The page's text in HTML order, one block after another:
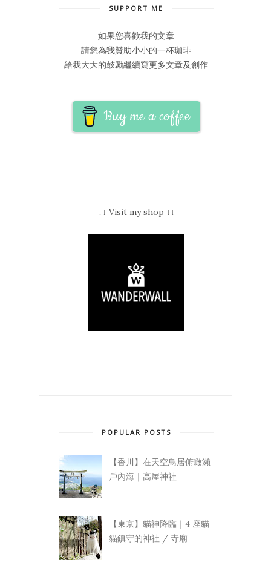
SUPPORT ME
如果您喜歡我的文章
請您為我贊助小小的一杯珈琲
給我大大的鼓勵繼續寫更多文章及創作
Buy me a coffee
↓↓ Visit my shop ↓↓
POPULAR POSTS
【香川】在天空鳥居俯瞰瀨
戶內海｜高屋神社
【東京】貓神降臨｜4 座貓
貓鎮守的神社 / 寺廟